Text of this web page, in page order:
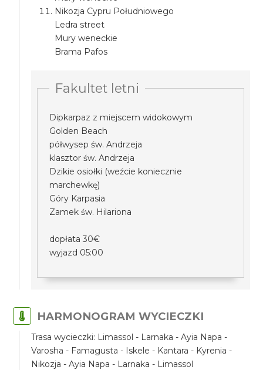
Nikozja Cypru Południowego
Ledra street
Mury weneckie
Brama Pafos
Fakultet letni
Dipkarpaz z miejscem widokowym
Golden Beach
półwysep św. Andrzeja
klasztor św. Andrzeja
Dzikie osiołki (weźcie koniecznie
marchewkę)
Góry Karpasia
Zamek św. Hilariona
dopłata 30€
wyjazd 05:00
HARMONOGRAM WYCIECZKI
Trasa wycieczki: Limassol - Larnaka - Ayia Napa -
Varosha - Famagusta - Iskele - Kantara - Kyrenia -
Nikozja - Ayia Napa - Larnaka - Limassol